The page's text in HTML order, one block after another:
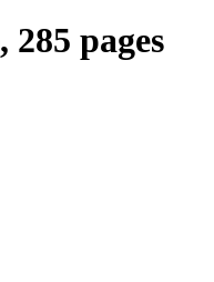
pages